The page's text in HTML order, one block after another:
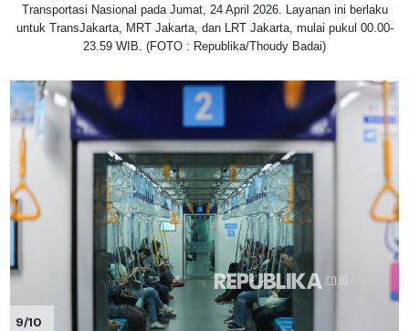
Transportasi Nasional pada Jumat, 24 April 2026. Layanan ini berlaku
untuk TransJakarta, MRT Jakarta, dan LRT Jakarta, mulai pukul 00.00-
23.59 WIB. (FOTO : Republika/Thoudy Badai)
9/10